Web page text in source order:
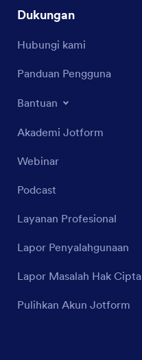
Dukungan
Hubungi kami
Panduan Pengguna
Bantuan
Akademi Jotform
Webinar
Podcast
Layanan Profesional
Lapor Penyalahgunaan
Lapor Masalah Hak Cipta
Pulihkan Akun Jotform